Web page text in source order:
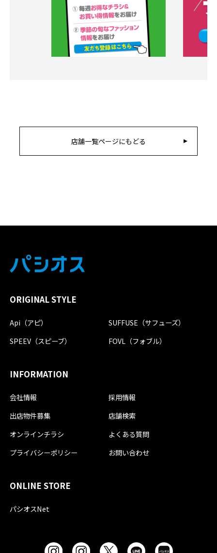
店舗一覧ページにもどる
ORIGINAL STYLE
Api（アピ）
SUFFUSE（サフューズ）
SPEEV（スピーブ）
FOVL（フォブル）
INFORMATION
会社情報
採用情報
出店物件募集
店舗検索
オンラインチラシ
よくある質問
プライバシーポリシー
お問い合わせ
ONLINE STORE
パシオスNet